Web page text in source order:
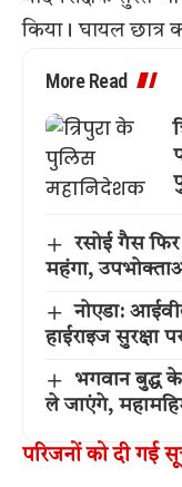
किया। घायल छात्र
More Read
रसोई गैस
महंगा,
नोएडा:
हाईराइज सुरक्षा
भगवान बुद्ध
ले जाएंगे,
परिजनों को दी गई